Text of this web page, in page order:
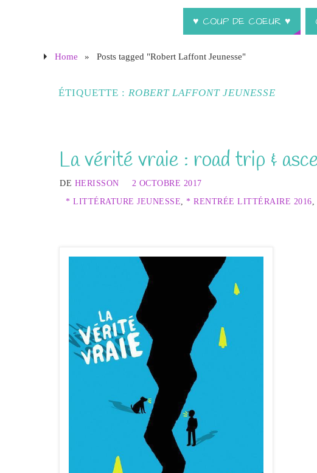
♥ COUP DE COEUR ♥
Home » Posts tagged "Robert Laffont Jeunesse"
ÉTIQUETTE : ROBERT LAFFONT JEUNESSE
La vérité vraie : road trip &
DE HERISSON
2 OCTOBRE 2017
* LITTÉRATURE JEUNESSE
* RENTRÉE LITTÉRAIRE 2016